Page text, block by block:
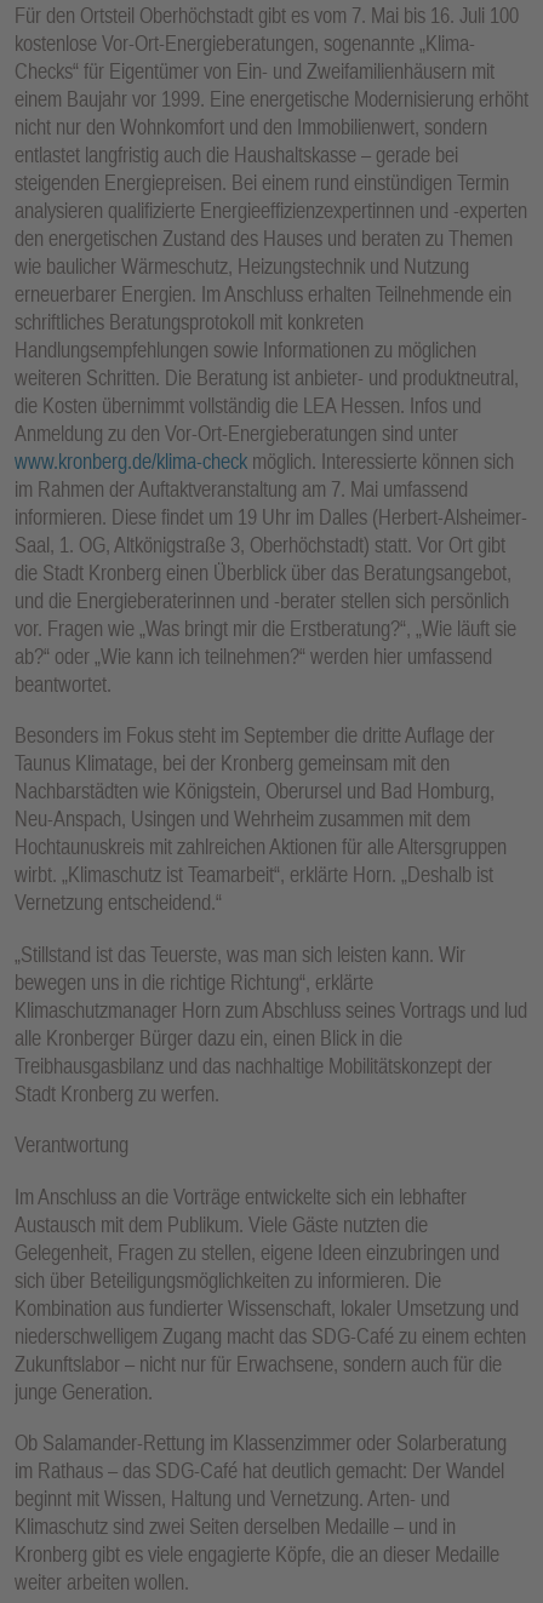
Für den Ortsteil Oberhöchstadt gibt es vom 7. Mai bis 16. Juli 100
kostenlose Vor-Ort-Energieberatungen, sogenannte „Klima-
Checks“ für Eigentümer von Ein- und Zweifamilienhäusern mit
einem Baujahr vor 1999. Eine energetische Modernisierung erhöht
nicht nur den Wohnkomfort und den Immobilienwert, sondern
entlastet langfristig auch die Haushaltskasse – gerade bei
steigenden Energiepreisen. Bei einem rund einstündigen Termin
analysieren qualifizierte Energieeffizienzexpertinnen und -experten
den energetischen Zustand des Hauses und beraten zu Themen
wie baulicher Wärmeschutz, Heizungstechnik und Nutzung
erneuerbarer Energien. Im Anschluss erhalten Teilnehmende ein
schriftliches Beratungsprotokoll mit konkreten
Handlungsempfehlungen sowie Informationen zu möglichen
weiteren Schritten. Die Beratung ist anbieter- und produktneutral,
die Kosten übernimmt vollständig die LEA Hessen. Infos und
Anmeldung zu den Vor-Ort-Energieberatungen sind unter
www.kronberg.de/klima-check möglich. Interessierte können sich
im Rahmen der Auftaktveranstaltung am 7. Mai umfassend
informieren. Diese findet um 19 Uhr im Dalles (Herbert-Alsheimer-
Saal, 1. OG, Altkönigstraße 3, Oberhöchstadt) statt. Vor Ort gibt
die Stadt Kronberg einen Überblick über das Beratungsangebot,
und die Energieberaterinnen und -berater stellen sich persönlich
vor. Fragen wie „Was bringt mir die Erstberatung?“, „Wie läuft sie
ab?“ oder „Wie kann ich teilnehmen?“ werden hier umfassend
beantwortet.
Besonders im Fokus steht im September die dritte Auflage der
Taunus Klimatage, bei der Kronberg gemeinsam mit den
Nachbarstädten wie Königstein, Oberursel und Bad Homburg,
Neu-Anspach, Usingen und Wehrheim zusammen mit dem
Hochtaunuskreis mit zahlreichen Aktionen für alle Altersgruppen
wirbt. „Klimaschutz ist Teamarbeit“, erklärte Horn. „Deshalb ist
Vernetzung entscheidend.“
„Stillstand ist das Teuerste, was man sich leisten kann. Wir
bewegen uns in die richtige Richtung“, erklärte
Klimaschutzmanager Horn zum Abschluss seines Vortrags und lud
alle Kronberger Bürger dazu ein, einen Blick in die
Treibhausgasbilanz und das nachhaltige Mobilitätskonzept der
Stadt Kronberg zu werfen.
Verantwortung
Im Anschluss an die Vorträge entwickelte sich ein lebhafter
Austausch mit dem Publikum. Viele Gäste nutzten die
Gelegenheit, Fragen zu stellen, eigene Ideen einzubringen und
sich über Beteiligungsmöglichkeiten zu informieren. Die
Kombination aus fundierter Wissenschaft, lokaler Umsetzung und
niederschwelligem Zugang macht das SDG-Café zu einem echten
Zukunftslabor – nicht nur für Erwachsene, sondern auch für die
junge Generation.
Ob Salamander-Rettung im Klassenzimmer oder Solarberatung
im Rathaus – das SDG-Café hat deutlich gemacht: Der Wandel
beginnt mit Wissen, Haltung und Vernetzung. Arten- und
Klimaschutz sind zwei Seiten derselben Medaille – und in
Kronberg gibt es viele engagierte Köpfe, die an dieser Medaille
weiter arbeiten wollen.